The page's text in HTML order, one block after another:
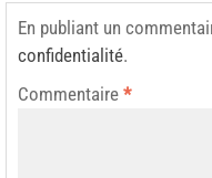
En publiant un
confidentialité.
Commentaire *